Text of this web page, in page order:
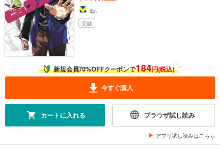
3pt
完結
新規会員70%OFFクーポンで184円(税込)
今すぐ購入
カートに入れる ブラウザ試し読み
アプリ試し読みはこちら